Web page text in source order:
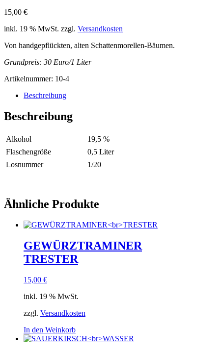
15,00 €
inkl. 19 % MwSt. zzgl. Versandkosten
Von handgepflückten, alten Schattenmorellen-Bäumen.
Grundpreis: 30 Euro/1 Liter
Artikelnummer: 10-4
Beschreibung
Beschreibung
Alkohol
19,5 %
Flaschengröße
0,5 Liter
Losnummer
1/20
Ähnliche Produkte
GEWÜRZTRAMINER
TRESTER
15,00 €
inkl. 19 % MwSt.
zzgl. Versandkosten
In den Weinkorb